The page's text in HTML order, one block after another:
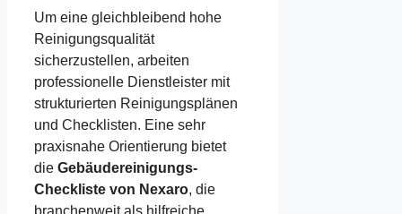
Um eine gleichbleibend hohe
Reinigungsqualität
sicherzustellen, arbeiten
professionelle Dienstleister mit
strukturierten Reinigungsplänen
und Checklisten. Eine sehr
praxisnahe Orientierung bietet
die Gebäudereinigungs-
Checkliste von Nexaro, die
branchenweit als hilfreiche